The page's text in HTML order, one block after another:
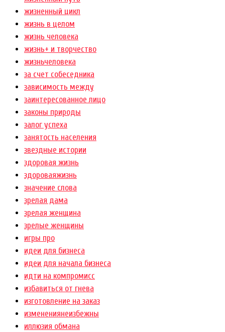
жизненный цикл
жизнь в целом
жизнь человека
жизнь+ и творчество
жизньчеловека
за счет собеседника
зависимость между
заинтересованное лицо
законы природы
залог успеха
занятость населения
звездные истории
здоровая жизнь
здороваяжизнь
значение слова
зрелая дама
зрелая женщина
зрелые женщины
игры про
идеи для бизнеса
идеи для начала бизнеса
идти на компромисс
избавиться от гнева
изготовление на заказ
изменениянеизбежны
иллюзия обмана